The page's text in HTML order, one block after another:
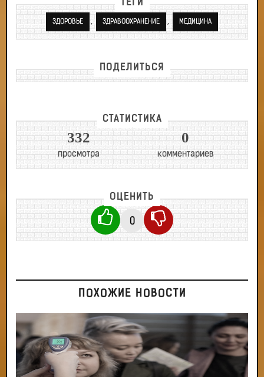
ТЕГИ
ЗДОРОВЬЕ , ЗДРАВООХРАНЕНИЕ , МЕДИЦИНА
ПОДЕЛИТЬСЯ
СТАТИСТИКА
332
просмотра
0
комментариев
ОЦЕНИТЬ
0
ПОХОЖИЕ НОВОСТИ